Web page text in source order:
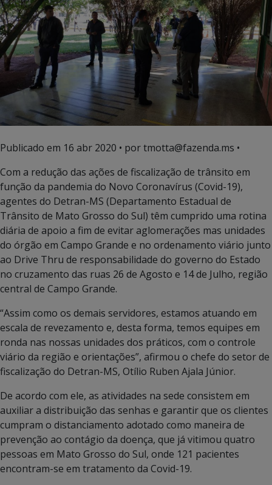
Publicado em 16 abr 2020 • por tmotta@fazenda.ms •
Com a redução das ações de fiscalização de trânsito em
função da pandemia do Novo Coronavírus (Covid-19),
agentes do Detran-MS (Departamento Estadual de
Trânsito de Mato Grosso do Sul) têm cumprido uma rotina
diária de apoio a fim de evitar aglomerações mas unidades
do órgão em Campo Grande e no ordenamento viário junto
ao Drive Thru de responsabilidade do governo do Estado
no cruzamento das ruas 26 de Agosto e 14 de Julho, região
central de Campo Grande.
“Assim como os demais servidores, estamos atuando em
escala de revezamento e, desta forma, temos equipes em
ronda nas nossas unidades dos práticos, com o controle
viário da região e orientações”, afirmou o chefe do setor de
fiscalização do Detran-MS, Otílio Ruben Ajala Júnior.
De acordo com ele, as atividades na sede consistem em
auxiliar a distribuição das senhas e garantir que os clientes
cumpram o distanciamento adotado como maneira de
prevenção ao contágio da doença, que já vitimou quatro
pessoas em Mato Grosso do Sul, onde 121 pacientes
encontram-se em tratamento da Covid-19.